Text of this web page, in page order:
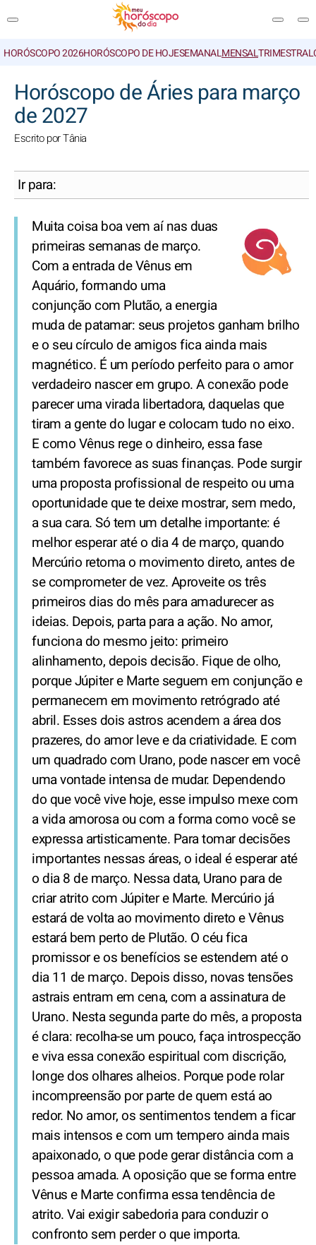
HORÓSCOPO 2026HORÓSCOPO DE HOJESEMANALMENSALTRIMESTRAL
Horóscopo de Áries para março
de 2027
Escrito por Tânia
Ir para:
Muita coisa boa vem aí nas duas
primeiras semanas de março.
Com a entrada de Vênus em
Aquário, formando uma
conjunção com Plutão, a energia
muda de patamar: seus projetos ganham brilho
e o seu círculo de amigos fica ainda mais
magnético. É um período perfeito para o amor
verdadeiro nascer em grupo. A conexão pode
parecer uma virada libertadora, daquelas que
tiram a gente do lugar e colocam tudo no eixo.
E como Vênus rege o dinheiro, essa fase
também favorece as suas finanças. Pode surgir
uma proposta profissional de respeito ou uma
oportunidade que te deixe mostrar, sem medo,
a sua cara. Só tem um detalhe importante: é
melhor esperar até o dia 4 de março, quando
Mercúrio retoma o movimento direto, antes de
se comprometer de vez. Aproveite os três
primeiros dias do mês para amadurecer as
ideias. Depois, parta para a ação. No amor,
funciona do mesmo jeito: primeiro
alinhamento, depois decisão. Fique de olho,
porque Júpiter e Marte seguem em conjunção e
permanecem em movimento retrógrado até
abril. Esses dois astros acendem a área dos
prazeres, do amor leve e da criatividade. E com
um quadrado com Urano, pode nascer em você
uma vontade intensa de mudar. Dependendo
do que você vive hoje, esse impulso mexe com
a vida amorosa ou com a forma como você se
expressa artisticamente. Para tomar decisões
importantes nessas áreas, o ideal é esperar até
o dia 8 de março. Nessa data, Urano para de
criar atrito com Júpiter e Marte. Mercúrio já
estará de volta ao movimento direto e Vênus
estará bem perto de Plutão. O céu fica
promissor e os benefícios se estendem até o
dia 11 de março. Depois disso, novas tensões
astrais entram em cena, com a assinatura de
Urano. Nesta segunda parte do mês, a proposta
é clara: recolha-se um pouco, faça introspecção
e viva essa conexão espiritual com discrição,
longe dos olhares alheios. Porque pode rolar
incompreensão por parte de quem está ao
redor. No amor, os sentimentos tendem a ficar
mais intensos e com um tempero ainda mais
apaixonado, o que pode gerar distância com a
pessoa amada. A oposição que se forma entre
Vênus e Marte confirma essa tendência de
atrito. Vai exigir sabedoria para conduzir o
confronto sem perder o que importa.